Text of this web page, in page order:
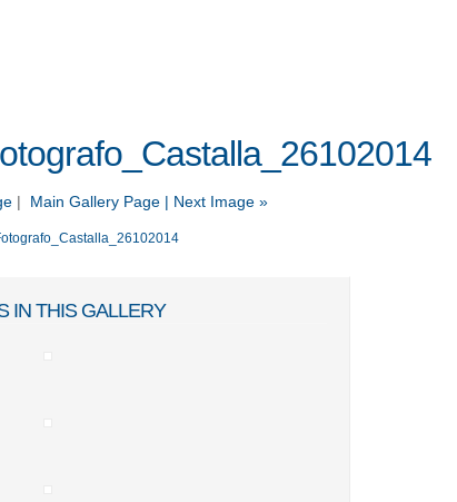
| Main Gallery Page | Next Image »
IN THIS GALLERY